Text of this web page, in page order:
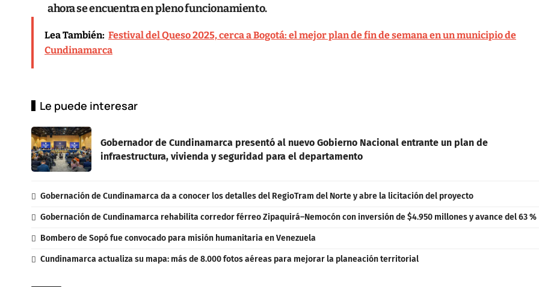
ahora se encuentra en pleno funcionamiento.
Lea También: Festival del Queso 2025, cerca a Bogotá: el mejor plan de fin de semana en un municipio de
Cundinamarca
Le puede interesar
Gobernador de Cundinamarca presentó al nuevo Gobierno Nacional entrante un plan de
infraestructura, vivienda y seguridad para el departamento
Gobernación de Cundinamarca da a conocer los detalles del RegioTram del Norte y abre la licitación del proyecto
Gobernación de Cundinamarca rehabilita corredor férreo Zipaquirá–Nemocón con inversión de $4.950 millones y avance del 63 %
Bombero de Sopó fue convocado para misión humanitaria en Venezuela
Cundinamarca actualiza su mapa: más de 8.000 fotos aéreas para mejorar la planeación territorial